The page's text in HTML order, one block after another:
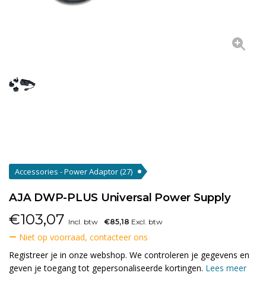
Accessories - Power Adaptor(27)
AJA DWP-PLUS Universal Power Supply
€103,07 Incl. btw €85,18 Excl. btw
Niet op voorraad, contacteer ons
Registreer je in onze webshop. We controleren je gegevens en
geven je toegang tot gepersonaliseerde kortingen. Lees meer